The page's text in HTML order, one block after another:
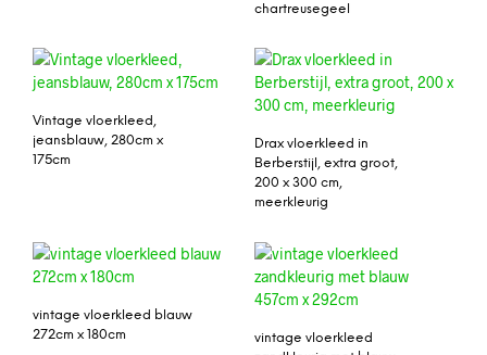
chartreusegeel
Vintage vloerkleed,
jeansblauw, 280cm x
175cm
Drax vloerkleed in
Berberstijl, extra groot,
200 x 300 cm,
meerkleurig
vintage vloerkleed blauw
272cm x 180cm
vintage vloerkleed